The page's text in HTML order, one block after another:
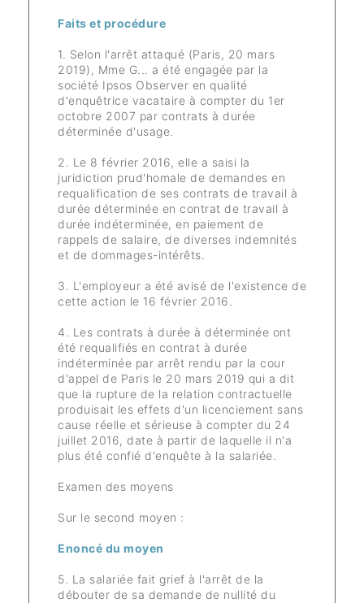
Faits et procédure
1. Selon l'arrêt attaqué (Paris, 20 mars
2019), Mme G... a été engagée par la
société Ipsos Observer en qualité
d'enquêtrice vacataire à compter du 1er
octobre 2007 par contrats à durée
déterminée d'usage.
2. Le 8 février 2016, elle a saisi la
juridiction prud'homale de demandes en
requalification de ses contrats de travail à
durée déterminée en contrat de travail à
durée indéterminée, en paiement de
rappels de salaire, de diverses indemnités
et de dommages-intérêts.
3. L'employeur a été avisé de l'existence de
cette action le 16 février 2016.
4. Les contrats à durée à déterminée ont
été requalifiés en contrat à durée
indéterminée par arrêt rendu par la cour
d'appel de Paris le 20 mars 2019 qui a dit
que la rupture de la relation contractuelle
produisait les effets d'un licenciement sans
cause réelle et sérieuse à compter du 24
juillet 2016, date à partir de laquelle il n'a
plus été confié d'enquête à la salariée.
Examen des moyens
Sur le second moyen :
Enoncé du moyen
5. La salariée fait grief à l'arrêt de la
débouter de sa demande de nullité du